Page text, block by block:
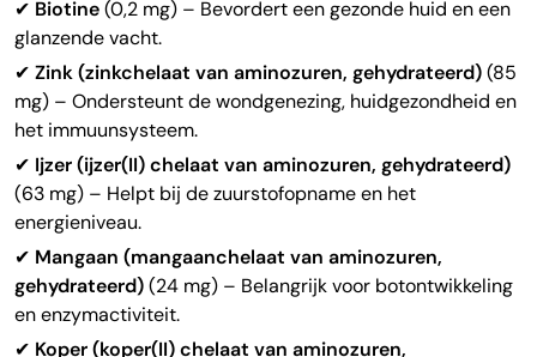
✔ Biotine(0,2 mg) – Bevordert een gezonde huid en een
glanzende vacht.
✔ Zink (zinkchelaat van aminozuren, gehydrateerd)(85
mg) – Ondersteunt de wondgenezing, huidgezondheid en
het immuunsysteem.
✔ Ijzer (ijzer(II) chelaat van aminozuren, gehydrateerd)
(63 mg) – Helpt bij de zuurstofopname en het
energieniveau.
✔ Mangaan (mangaanchelaat van aminozuren,
gehydrateerd)(24 mg) – Belangrijk voor botontwikkeling
en enzymactiviteit.
✔ Koper (koper(II) chelaat van aminozuren,